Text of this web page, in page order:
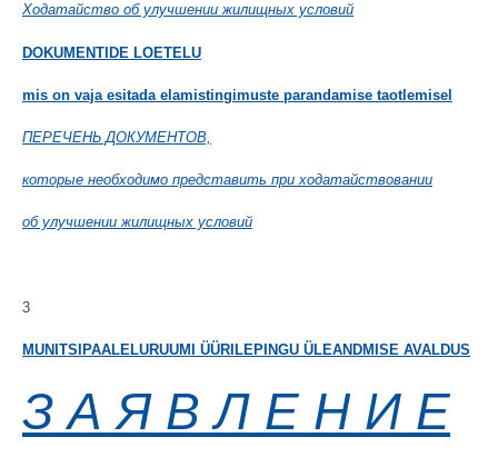
Ходатайство об улучшении жилищных условий
DOKUMENTIDE LOETELU
mis on vaja esitada elamistingimuste parandamise taotlemisel
ПЕРЕЧЕНЬ ДОКУМЕНТОВ,
которые необходимо представить при ходатайствовании
об улучшении жилищных условий
3
MUNITSIPAALELURUUMI ÜÜRILEPINGU ÜLEANDMISE AVALDUS
З А Я В Л Е Н И Е